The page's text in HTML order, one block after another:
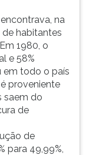
na
de habitantes
1980, o
e 58%
em todo o país
proveniente
saem do
de
de
para 49,99%,